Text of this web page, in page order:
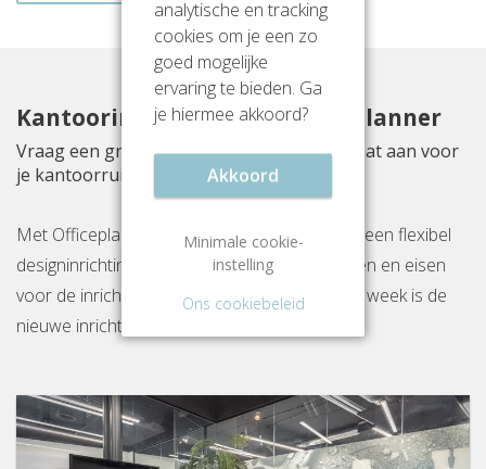
Kantoorinrichting met Officeplanner
Vraag een gratis inrichtingsvoorstel op maat aan voor
je kantoorruimte aan Mauritskade 9
Met Officeplanner huur, huurkoop of koop je een flexibel
designinrichtingspakket op basis van je wensen en eisen
voor de inrichting van jouw kantoor. Binnen 1 week is de
nieuwe inrichting gereed op locatie.
analytische en tracking
cookies om je een zo
goed mogelijke
ervaring te bieden. Ga
je hiermee akkoord?
Akkoord
Minimale cookie-
instelling
Ons cookiebeleid